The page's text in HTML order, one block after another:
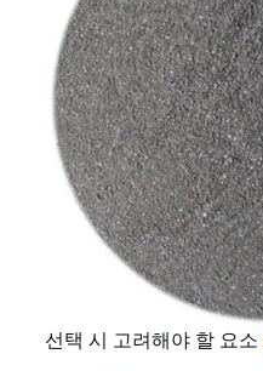
선택 시 고려해야 할 요소